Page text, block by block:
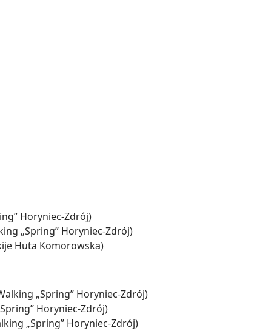
Horyniec-Zdrój)
„Spring” Horyniec-Zdrój)
Huta Komorowska)
„Spring” Horyniec-Zdrój)
Horyniec-Zdrój)
„Spring” Horyniec-Zdrój)